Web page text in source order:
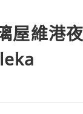
屋維港